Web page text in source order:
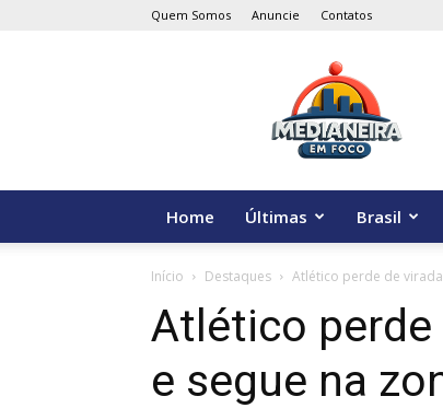
Quem Somos Anuncie Contatos
Home Últimas Brasil
Início Destaques Atlético perde de
Atlético perde
e segue na